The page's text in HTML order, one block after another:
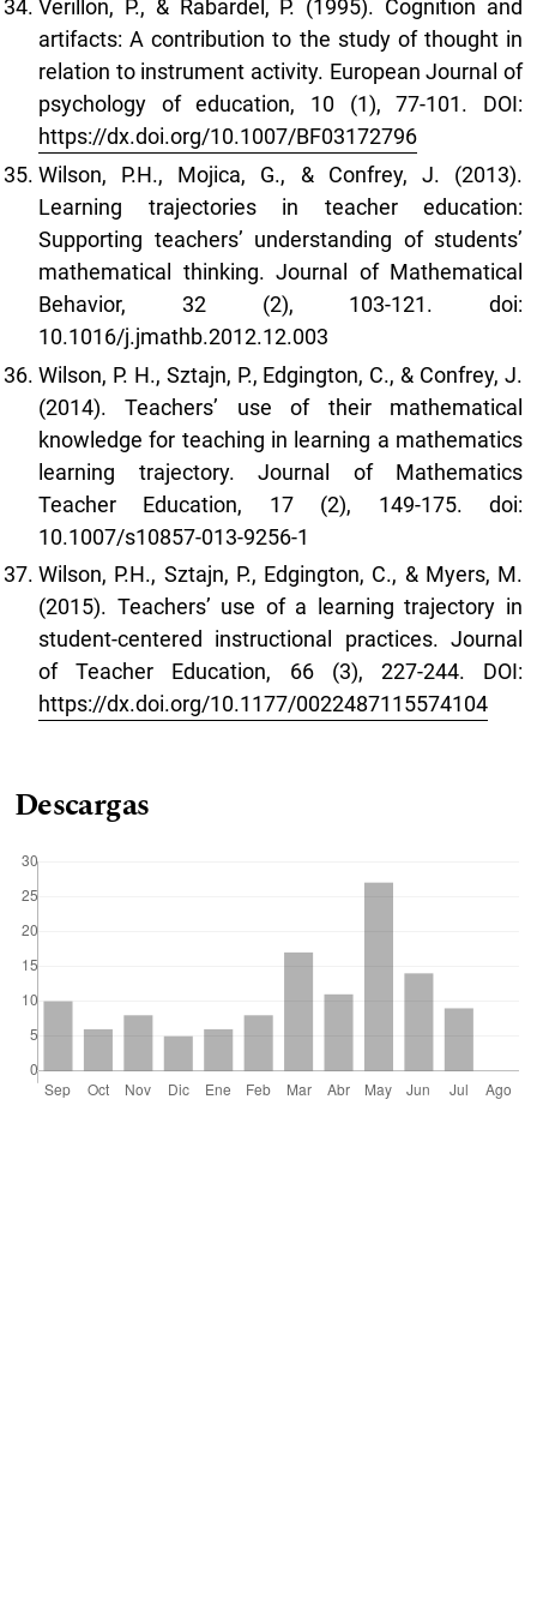
Verillon, P., & Rabardel, P. (1995). Cognition and
artifacts: A contribution to the study of thought in
relation to instrument activity. European Journal of
psychology of education, 10 (1), 77-101. DOI:
https://dx.doi.org/10.1007/BF03172796
Wilson, P.H., Mojica, G., & Confrey, J. (2013).
Learning trajectories in teacher education:
Supporting teachers’ understanding of students’
mathematical thinking. Journal of Mathematical
Behavior, 32 (2), 103-121. doi:
10.1016/j.jmathb.2012.12.003
Wilson, P. H., Sztajn, P., Edgington, C., & Confrey, J.
(2014). Teachers’ use of their mathematical
knowledge for teaching in learning a mathematics
learning trajectory. Journal of Mathematics
Teacher Education, 17 (2), 149-175. doi:
10.1007/s10857-013-9256-1
Wilson, P.H., Sztajn, P., Edgington, C., & Myers, M.
(2015). Teachers’ use of a learning trajectory in
student-centered instructional practices. Journal
of Teacher Education, 66 (3), 227-244. DOI:
https://dx.doi.org/10.1177/0022487115574104
Descargas